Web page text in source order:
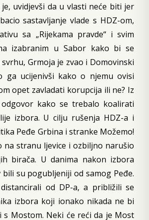
uvidjevši da u vlasti neće biti jer
sastavljanje vlade s HDZ-om,
sa „Rijekama pravde“ i svim
izabranim u Sabor kako bi se
Grmoja je zvao i Domovinski
ga ucijenivši kako o njemu ovisi
opet zavladati korupcija ili ne? Iz
kako se trebalo koalirati
izbora. U cilju rušenja HDZ-a i
Peđe Grbina i stranke Možemo!
na stranu ljevice i ozbiljno narušio
birača. U danima nakon izbora
su pogubljeniji od samog Peđe.
od DP-a, a približili se
izbora koji ionako nikada ne bi
s Mostom. Neki će reći da je Most